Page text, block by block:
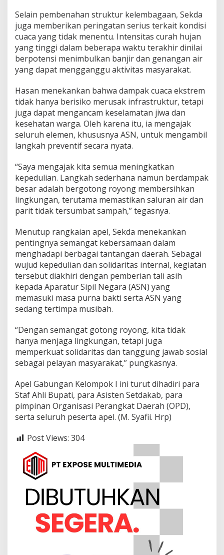
Selain pembenahan struktur kelembagaan, Sekda
juga memberikan peringatan serius terkait kondisi
cuaca yang tidak menentu. Intensitas curah hujan
yang tinggi dalam beberapa waktu terakhir dinilai
berpotensi menimbulkan banjir dan genangan air
yang dapat mengganggu aktivitas masyarakat.
Hasan menekankan bahwa dampak cuaca ekstrem
tidak hanya berisiko merusak infrastruktur, tetapi
juga dapat mengancam keselamatan jiwa dan
kesehatan warga. Oleh karena itu, ia mengajak
seluruh elemen, khususnya ASN, untuk mengambil
langkah preventif secara nyata.
“Saya mengajak kita semua meningkatkan
kepedulian. Langkah sederhana namun berdampak
besar adalah bergotong royong membersihkan
lingkungan, terutama memastikan saluran air dan
parit tidak tersumbat sampah,” tegasnya.
Menutup rangkaian apel, Sekda menekankan
pentingnya semangat kebersamaan dalam
menghadapi berbagai tantangan daerah. Sebagai
wujud kepedulian dan solidaritas internal, kegiatan
tersebut diakhiri dengan pemberian tali asih
kepada Aparatur Sipil Negara (ASN) yang
memasuki masa purna bakti serta ASN yang
sedang tertimpa musibah.
“Dengan semangat gotong royong, kita tidak
hanya menjaga lingkungan, tetapi juga
memperkuat solidaritas dan tanggung jawab sosial
sebagai pelayan masyarakat,” pungkasnya.
Apel Gabungan Kelompok I ini turut dihadiri para
Staf Ahli Bupati, para Asisten Setdakab, para
pimpinan Organisasi Perangkat Daerah (OPD),
serta seluruh peserta apel. (M. Syafii. Hrp)
Post Views: 304